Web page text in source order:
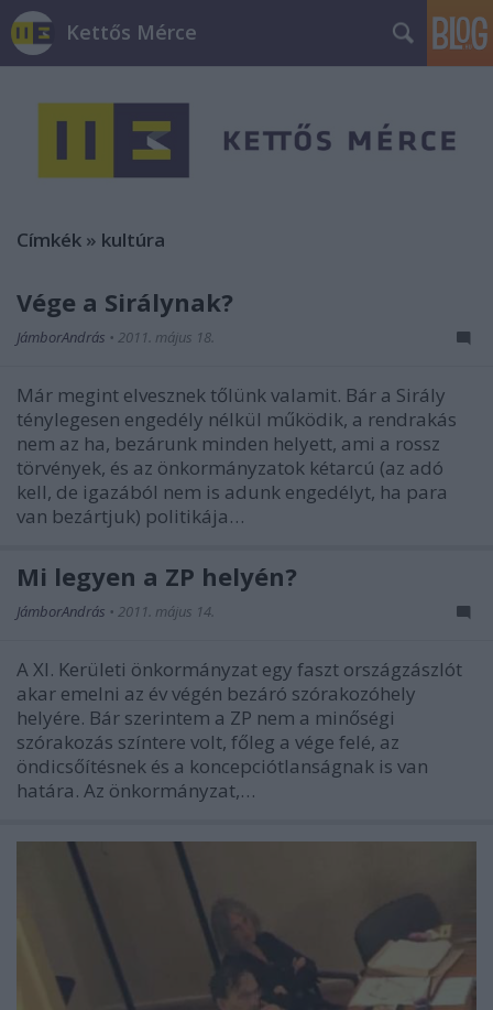
Kettős Mérce
Címkék » kultúra
Vége a Sirálynak?
JámborAndrás • 2011. május 18.
Már megint elvesznek tőlünk valamit. Bár a Sirály
ténylegesen engedély nélkül működik, a rendrakás
nem az ha, bezárunk minden helyett, ami a rossz
törvények, és az önkormányzatok kétarcú (az adó
kell, de igazából nem is adunk engedélyt, ha para
van bezártjuk) politikája…
Mi legyen a ZP helyén?
JámborAndrás • 2011. május 14.
A XI. Kerületi önkormányzat egy faszt országzászlót
akar emelni az év végén bezáró szórakozóhely
helyére. Bár szerintem a ZP nem a minőségi
szórakozás színtere volt, főleg a vége felé, az
öndicsőítésnek és a koncepciótlanságnak is van
határa. Az önkormányzat,…